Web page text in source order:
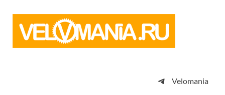
просто
Velomania